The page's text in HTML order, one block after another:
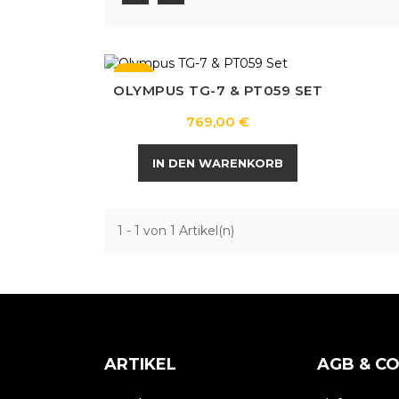
NEU
OLYMPUS TG-7 & PT059 SET
Preis
769,00 €
IN DEN WARENKORB
1 - 1 von 1 Artikel(n)
ARTIKEL AGB & CO